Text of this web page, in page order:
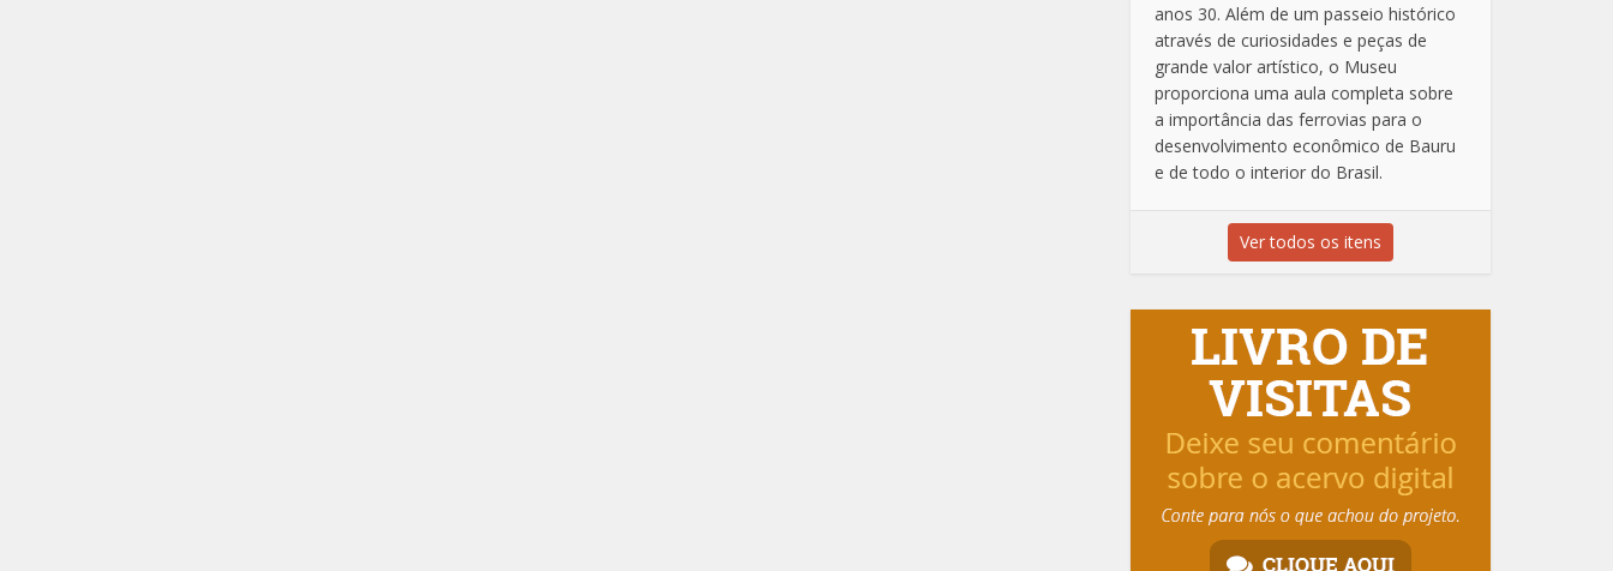
anos 30. Além de um passeio histórico
através de curiosidades e peças de
grande valor artístico, o Museu
proporciona uma aula completa sobre
a importância das ferrovias para o
desenvolvimento econômico de Bauru
e de todo o interior do Brasil.
Ver todos os itens